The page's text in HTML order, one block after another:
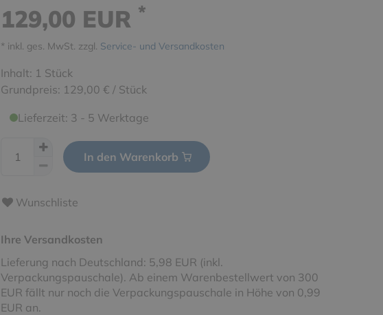
129,00 EUR *
* inkl. ges. MwSt. zzgl. Service- und Versandkosten
Inhalt: 1 Stück
Grundpreis: 129,00 € / Stück
Lieferzeit: 3 - 5 Werktage
In den Warenkorb
Wunschliste
Ihre Versandkosten
Lieferung nach Deutschland: 5,98 EUR (inkl.
Verpackungspauschale). Ab einem Warenbestellwert von 300
EUR fällt nur noch die Verpackungspauschale in Höhe von 0,99
EUR an.